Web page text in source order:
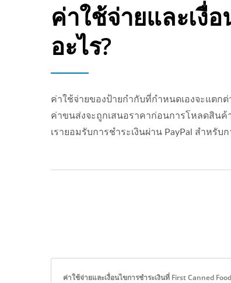
ค่าใช้จ่ายและเงื่
อะไร?
ค่าใช้จ่ายของป้ายกำกับที่กำหนดเองจะแตก
ค่าขนส่งจะถูกเสนอราคาก่อนการโหลดสินค้
เรายอมรับการชำระเงินผ่าน PayPal สำหรั
ค่าใช้จ่ายและเงื่อนไขการชำระเงินที่ First Canned